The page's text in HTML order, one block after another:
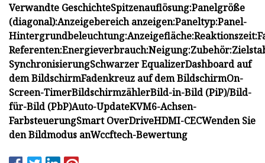
Verwandte GeschichteSpitzenauflösung:Panelgröße
(diagonal):Anzeigebereich anzeigen:Paneltyp:Panel-
Hintergrundbeleuchtung:Anzeigefläche:Reaktionszeit:
Referenten:Energieverbrauch:Neigung:Zubehör:
SynchronisierungSchwarzer EqualizerDashboard auf
dem BildschirmFadenkreuz auf dem BildschirmOn-
Screen-TimerBildschirmzählerBild-in-Bild (PiP)/Bild-
für-Bild (PbP)Auto-UpdateKVM6-Achsen-
FarbsteuerungSmart OverDriveHDMI-CECWenden Sie
den Bildmodus anWccftech-Bewertung